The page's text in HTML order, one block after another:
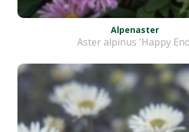
Alpenaster
Aster alpinus 'Happy